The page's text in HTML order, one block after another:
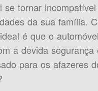
se tornar
da sua família.
é que o
a devida segurança
para os afazeres